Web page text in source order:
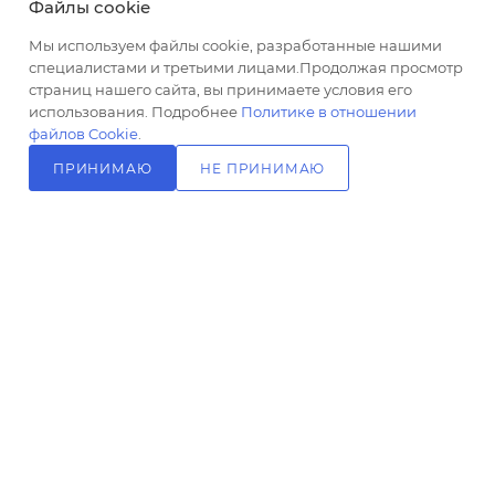
В КОРЗИНУ
ретро
Цвет
золото
Озон_Размер
верхнего
208
ПОДПИСАТЬСЯ НА РАССЫЛКУ
+7 (499) 703-24-24 ЗАКАЗАТЬ ЗВОНОК
info@l-24.ru
125481 г. Москва, ул. Свободы, д.
Файлы cookie
Мы используем файлы cookie, разработанные нашими
специалистами и третьими лицами.Продолжая просмотр
страниц нашего сайта, вы принимаете условия его
использования. Подробнее Политике в отношении
файлов Cookie
ПРИНИМАЮ НЕ ПРИНИМАЮ